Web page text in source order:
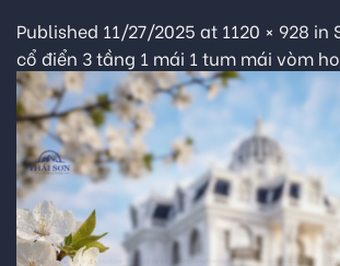
Published 11/27/2025 at 1120 × 928 in
cổ điển 3 tầng 1 mái 1 tum mái vòm